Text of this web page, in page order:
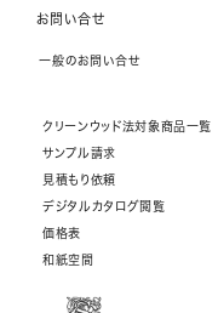
お問い合せ
一般のお問い合せ
クリーンウッド法対象商品一覧
サンプル請求
見積もり依頼
デジタルカタログ閲覧
価格表
和紙空間